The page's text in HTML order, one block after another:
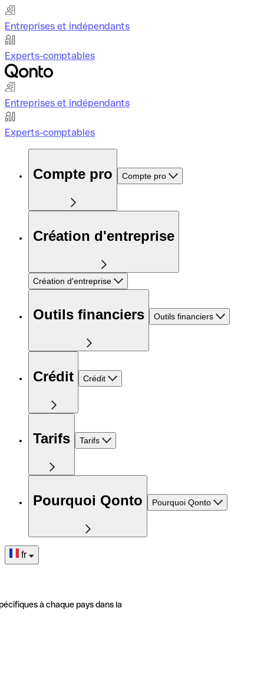
Entreprises et indépendants
Experts-comptables
Entreprises et indépendants
Experts-comptables
Compte pro Compte pro
Création d'entreprise
Création d'entreprise
Outils financiers Outils financiers
Crédit Crédit
Tarifs Tarifs
Pourquoi Qonto Pourquoi Qonto
fr
à chaque pays dans la